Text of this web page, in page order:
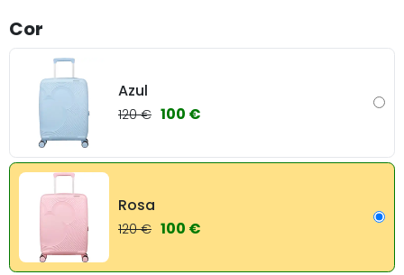
Cor
Azul
120 € 100 €
Rosa
120 € 100 €